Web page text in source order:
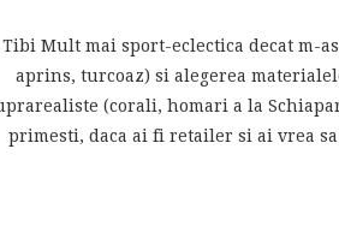
Tibi Mult mai sport-eclectica decat m-
aprins, turcoaz) si alegerea
(corali, homari a la
primesti, daca ai fi retailer si ai vrea